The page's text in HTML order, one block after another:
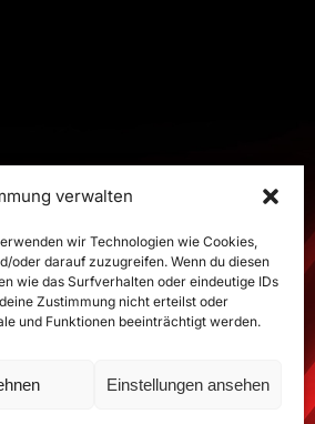
verwalten
wir Technologien wie Cookies,
oder darauf zuzugreifen. Wenn du diesen
wie das Surfverhalten oder eindeutige IDs
Zustimmung nicht erteilst oder
und Funktionen beeinträchtigt werden.
Einstellungen ansehen
1951 e.V.
Bönen